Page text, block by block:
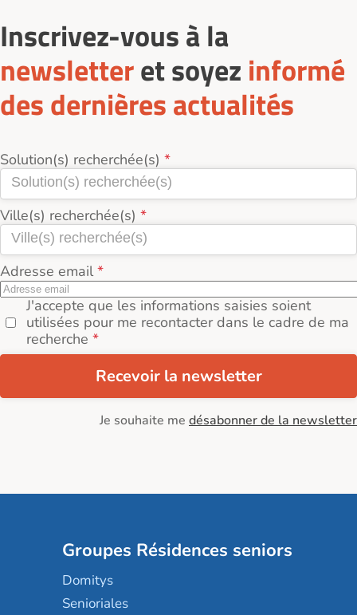
Inscrivez-vous à la
newsletteret soyez informé
des dernières actualités
Solution(s) recherchée(s)
Ville(s) recherchée(s)
Adresse email
J'accepte que les informations saisies soient
utilisées pour me recontacter dans le cadre de ma
recherche
Recevoir la newsletter
Je souhaite me désabonner de la newsletter
Groupes Résidences seniors
Domitys
Senioriales